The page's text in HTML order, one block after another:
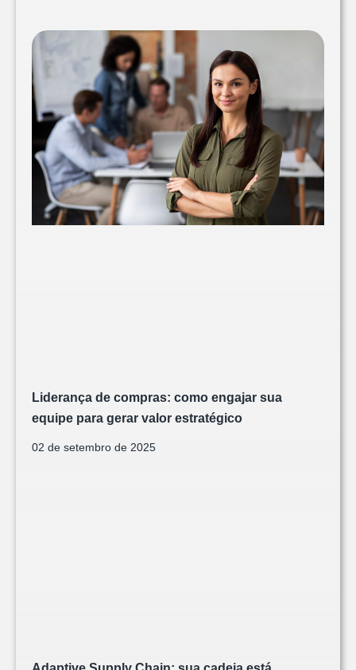
Liderança de compras: como engajar sua
equipe para gerar valor estratégico
02 de setembro de 2025